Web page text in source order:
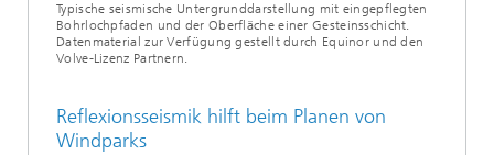
Typische seismische Untergrunddarstellung mit eingepflegten
Bohrlochpfaden und der Oberfläche einer Gesteinsschicht.
Datenmaterial zur Verfügung gestellt durch Equinor und den
Volve-Lizenz Partnern.
Reflexionsseismik hilft beim Planen von
Windparks